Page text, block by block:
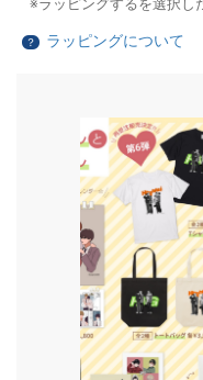
ラッピングするを選択し
？ ラッピングについて